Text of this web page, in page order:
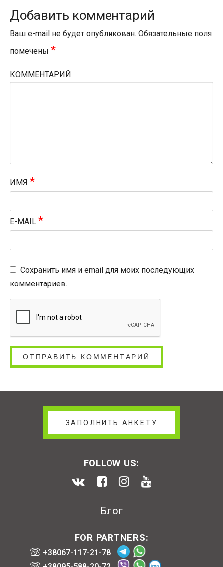
Добавить комментарий
Ваш e-mail не будет опубликован. Обязательные поля
помечены *
КОММЕНТАРИЙ
ИМЯ *
E-MAIL *
Сохранить имя и email для моих последующих
комментариев.
ЗАПОЛНИТЬ АНКЕТУ
FOLLOW US:
Блог
FOR PARTNERS:
+38067-117-21-78